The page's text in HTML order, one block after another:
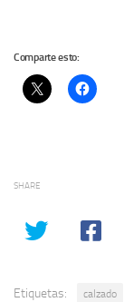
Comparte esto:
SHARE
Etiquetas: calzado